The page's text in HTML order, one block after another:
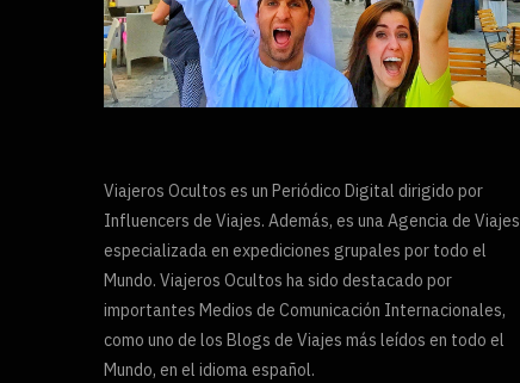
Viajeros Ocultos es un Periódico Digital dirigido por
Influencers de Viajes. Además, es una Agencia de Viajes
especializada en expediciones grupales por todo el
Mundo. Viajeros Ocultos ha sido destacado por
importantes Medios de Comunicación Internacionales,
como uno de los Blogs de Viajes más leídos en todo el
Mundo, en el idioma español.